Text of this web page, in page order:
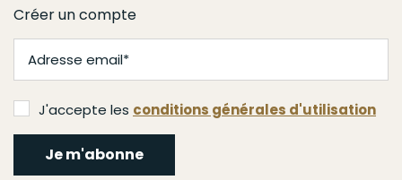
Créer un compte
J'accepte les conditions générales d'utilisation
Je m'abonne